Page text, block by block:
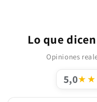
Lo que
Opiniones
5,0